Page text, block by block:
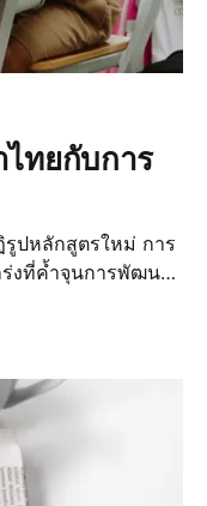
ทยกับการ
ลักสูตรใหม่ การ
ร่งที่ค้ำจุนการพัฒนา